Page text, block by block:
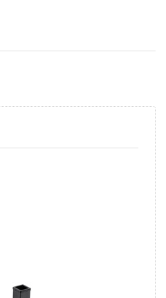
noch keine Bewertungen vor.